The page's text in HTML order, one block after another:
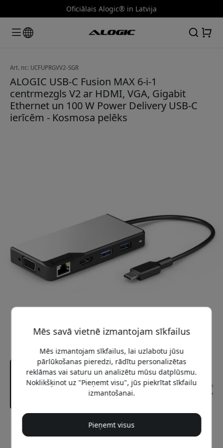
Oficiālais Alogic® in Latvija
Art. nr.: UCFUPRGVV2-SGR
ALOGIC USB-C Fusion MAX 6-i-1
centrmezgls V2 ar HDMI, VGA, Gigabit
Ethernet un 100 W Power Delivery USB-C
ierīcēm - Kosmosa pelēks
Ieteicamā cena
59.99 EUR
Mēs savā vietnē izmantojam sīkfailus
Mēs izmantojam sīkfailus, lai uzlabotu jūsu
pārlūkošanas pieredzi, rādītu personalizētas
reklāmas vai saturu un analizētu mūsu datplūsmu.
Noklikšķinot uz "Pieņemt visu", jūs piekrītat sīkfailu
izmantošanai.
Pieņemt visus